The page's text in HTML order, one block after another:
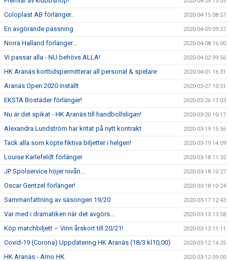
Coloplast AB förlänger.. 2020-04-15 08:57
En avgörande passning 2020-04-09 09:57
Norra Halland förlänger... 2020-04-08 16:00
Vi passar alla - NU behövs ALLA! 2020-04-02 09:56
HK Aranäs korttidspermitterar all personal & spelare 2020-04-01 16:31
Aranäs Open 2020 inställt 2020-03-27 10:51
EKSTA Bostäder förlänger! 2020-03-26 17:03
Nu är det spikat - HK Aranäs till handbollsligan! 2020-03-20 10:17
Alexandra Lundström har kritat på nytt kontrakt 2020-03-19 15:56
Tack alla som köpte fiktiva biljetter i helgen! 2020-03-19 14:09
Louise Karlefeldt förlänger 2020-03-18 11:32
JP Spolservice höjer nivån... 2020-03-18 10:27
Oscar Gentzel förlänger! 2020-03-18 10:24
Sammanfattning av säsongen 19/20 2020-03-17 12:43
Var med i dramatiken när det avgörs... 2020-03-13 13:58
Köp matchbiljett – Vinn årskort till 20/21! 2020-03-13 11:11
Covid-19 (Corona) Uppdatering HK Aranäs (18/3 kl10,00) 2020-03-12 14:25
HK Aranäs - Amo HK 2020-03-12 09:00